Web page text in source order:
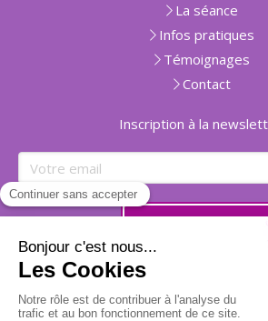
La séance
Infos pratiques
Témoignages
Contact
Inscription à la
Votre email
Prendre rendez-vous
Plan du site